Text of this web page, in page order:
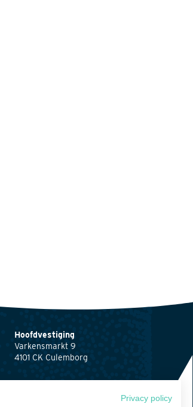
Hoofdvestiging
Varkensmarkt 9
4101 CK Culemborg
0345 512710
Privacy policy